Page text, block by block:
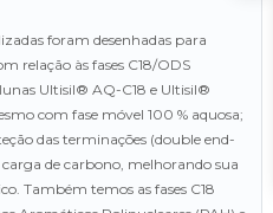
foram desenhadas para
relação às fases C18/ODS
Ultisil® AQ-C18 e Ultisil®
com fase móvel 100 % aquosa;
das terminações (double end-
de carbono, melhorando sua
Também temos as fases C18